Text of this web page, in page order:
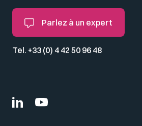
Parlez à un expert
Tel. +33 (0) 4 42 50 96 48